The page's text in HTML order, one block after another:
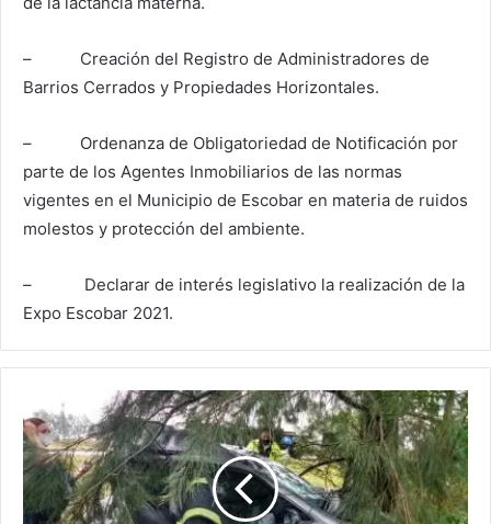
– Creación del Registro de Administradores de
Barrios Cerrados y Propiedades Horizontales.
– Ordenanza de Obligatoriedad de Notificación por
parte de los Agentes Inmobiliarios de las normas
vigentes en el Municipio de Escobar en materia de ruidos
molestos y protección del ambiente.
– Declarar de interés legislativo la realización de la
Expo Escobar 2021.